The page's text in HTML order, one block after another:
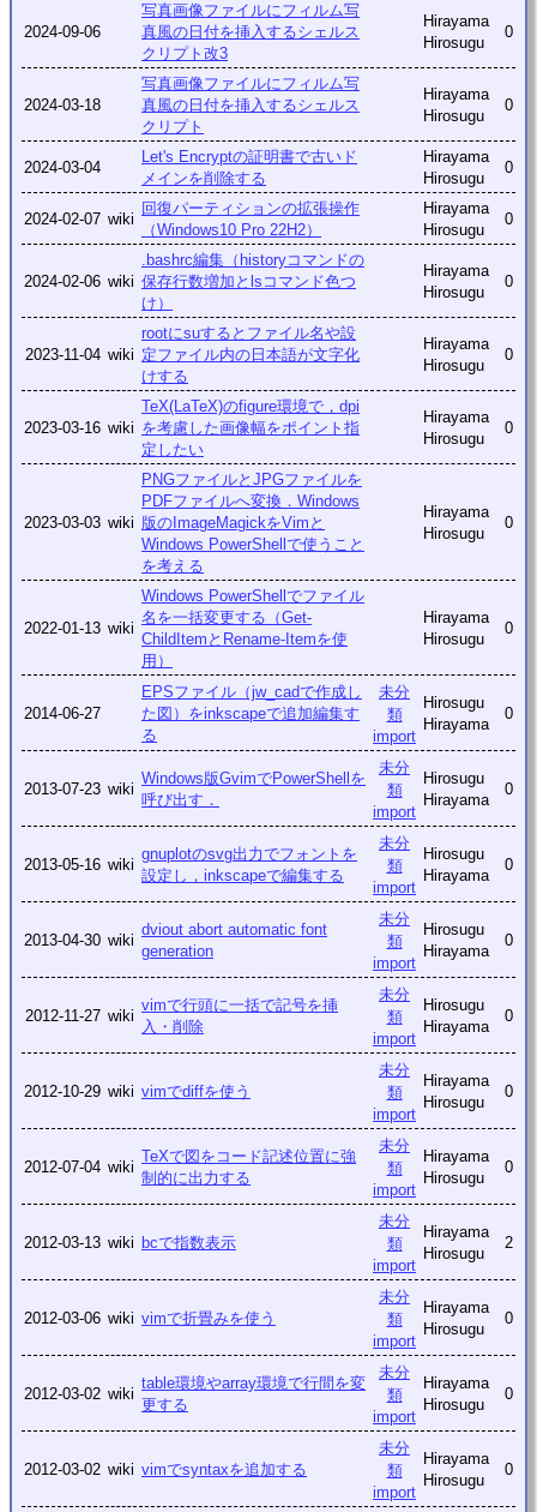
2024-09-06
写真画像ファイルにフィルム写
真風の日付を挿入するシェルス
クリプト改3
Hirayama
Hirosugu
0
2024-03-18
写真画像ファイルにフィルム写
真風の日付を挿入するシェルス
クリプト
Hirayama
Hirosugu
0
2024-03-04
Let's Encryptの証明書で古いド
メインを削除する
Hirayama
Hirosugu
0
2024-02-07 wiki
回復パーティションの拡張操作
（Windows10 Pro 22H2）
Hirayama
Hirosugu
0
2024-02-06 wiki
.bashrc編集（historyコマンドの
保存行数増加とlsコマンド色つ
け）
Hirayama
Hirosugu
0
2023-11-04 wiki
rootにsuするとファイル名や設
定ファイル内の日本語が文字化
けする
Hirayama
Hirosugu
0
2023-03-16 wiki
TeX(LaTeX)のfigure環境で，dpi
を考慮した画像幅をポイント指
定したい
Hirayama
Hirosugu
0
2023-03-03 wiki
PNGファイルとJPGファイルを
PDFファイルへ変換．Windows
版のImageMagickをVimと
Windows PowerShellで使うこと
を考える
Hirayama
Hirosugu
0
2022-01-13 wiki
Windows PowerShellでファイル
名を一括変更する（Get-
ChildItemとRename-Itemを使
用）
Hirayama
Hirosugu
0
2014-06-27
EPSファイル（jw_cadで作成し
た図）をinkscapeで追加編集す
る
未分
類
import
Hirosugu
Hirayama
0
2013-07-23 wiki
Windows版GvimでPowerShellを
呼び出す．
未分
類
import
Hirosugu
Hirayama
0
2013-05-16 wiki
gnuplotのsvg出力でフォントを
設定し，inkscapeで編集する
未分
類
import
Hirosugu
Hirayama
0
2013-04-30 wiki
dviout abort automatic font
generation
未分
類
import
Hirosugu
Hirayama
0
2012-11-27 wiki
vimで行頭に一括で記号を挿
入・削除
未分
類
import
Hirosugu
Hirayama
0
2012-10-29 wiki vimでdiffを使う
未分
類
import
Hirayama
Hirosugu
0
2012-07-04 wiki
TeXで図をコード記述位置に強
制的に出力する
未分
類
import
Hirayama
Hirosugu
0
2012-03-13 wiki bcで指数表示
未分
類
import
Hirayama
Hirosugu
2
2012-03-06 wiki vimで折畳みを使う
未分
類
import
Hirayama
Hirosugu
0
2012-03-02 wiki
table環境やarray環境で行間を変
更する
未分
類
import
Hirayama
Hirosugu
0
2012-03-02 wiki vimでsyntaxを追加する
未分
類
import
Hirayama
Hirosugu
0